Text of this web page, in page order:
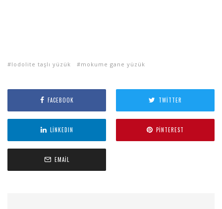
lodolite taşlı yüzük mokume gane yüzük
FACEBOOK TWITTER
LINKEDIN PINTEREST
EMAIL